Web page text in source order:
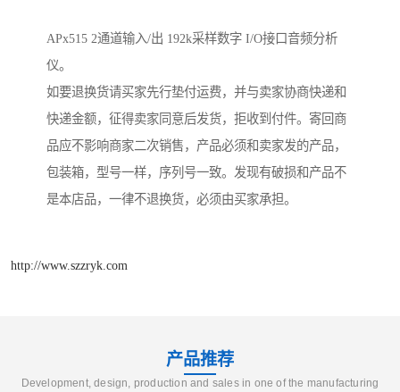
APx515 2通道输入/出 192k采样数字 I/O接口音频分析
仪。
如要退换货请买家先行垫付运费，并与卖家协商快递和
快递金额，征得卖家同意后发货，拒收到付件。寄回商
品应不影响商家二次销售，产品必须和卖家发的产品，
包装箱，型号一样，序列号一致。发现有破损和产品不
是本店品，一律不退换货，必须由买家承担。
http://www.szzryk.com
产品推荐
Development, design, production and sales in one of the manufacturing